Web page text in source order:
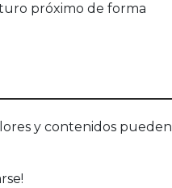
próximo de forma
y contenidos pueden